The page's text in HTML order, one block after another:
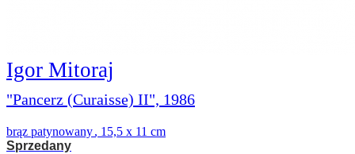
Igor Mitoraj
"Pancerz (Curaisse) II", 1986
brąz patynowany, 15,5 x 11 cm
Sprzedany